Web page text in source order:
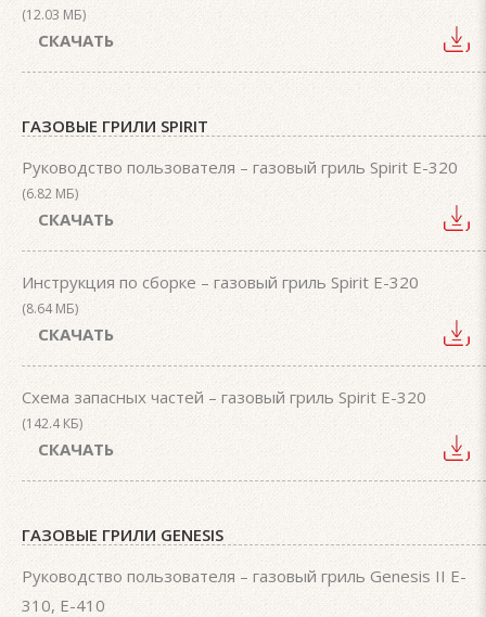
(12.03 МБ)
СКАЧАТЬ
ГАЗОВЫЕ ГРИЛИ SPIRIT
Руководство пользователя – газовый гриль Spirit E-320
(6.82 МБ)
СКАЧАТЬ
Инструкция по сборке – газовый гриль Spirit E-320
(8.64 МБ)
СКАЧАТЬ
Схема запасных частей – газовый гриль Spirit E-320
(142.4 КБ)
СКАЧАТЬ
ГАЗОВЫЕ ГРИЛИ GENESIS
Руководство пользователя – газовый гриль Genesis II E-
310, E-410